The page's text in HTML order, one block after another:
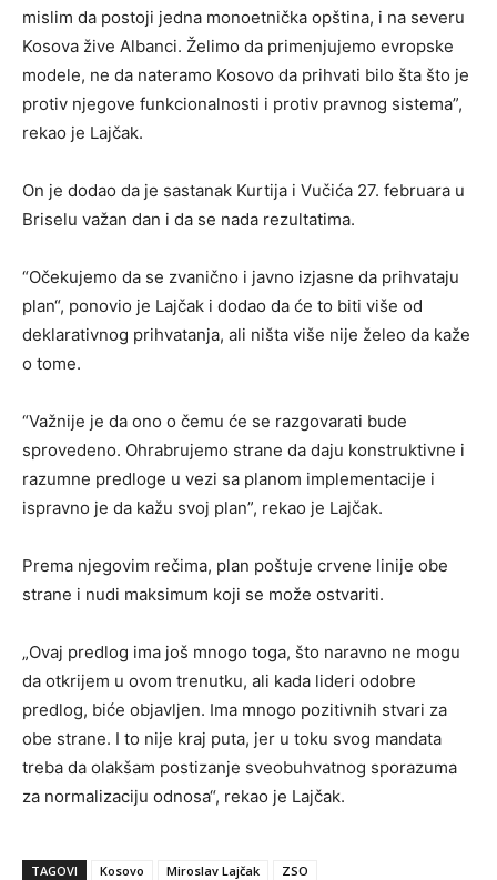
mislim da postoji jedna monoetnička opština, i na severu
Kosova žive Albanci. Želimo da primenjujemo evropske
modele, ne da nateramo Kosovo da prihvati bilo šta što je
protiv njegove funkcionalnosti i protiv pravnog sistema”,
rekao je Lajčak.
On je dodao da je sastanak Kurtija i Vučića 27. februara u
Briselu važan dan i da se nada rezultatima.
“Očekujemo da se zvanično i javno izjasne da prihvataju
plan“, ponovio je Lajčak i dodao da će to biti više od
deklarativnog prihvatanja, ali ništa više nije želeo da kaže
o tome.
“Važnije je da ono o čemu će se razgovarati bude
sprovedeno. Ohrabrujemo strane da daju konstruktivne i
razumne predloge u vezi sa planom implementacije i
ispravno je da kažu svoj plan”, rekao je Lajčak.
Prema njegovim rečima, plan poštuje crvene linije obe
strane i nudi maksimum koji se može ostvariti.
„Ovaj predlog ima još mnogo toga, što naravno ne mogu
da otkrijem u ovom trenutku, ali kada lideri odobre
predlog, biće objavljen. Ima mnogo pozitivnih stvari za
obe strane. I to nije kraj puta, jer u toku svog mandata
treba da olakšam postizanje sveobuhvatnog sporazuma
za normalizaciju odnosa“, rekao je Lajčak.
TAGOVI Kosovo Miroslav Lajčak ZSO